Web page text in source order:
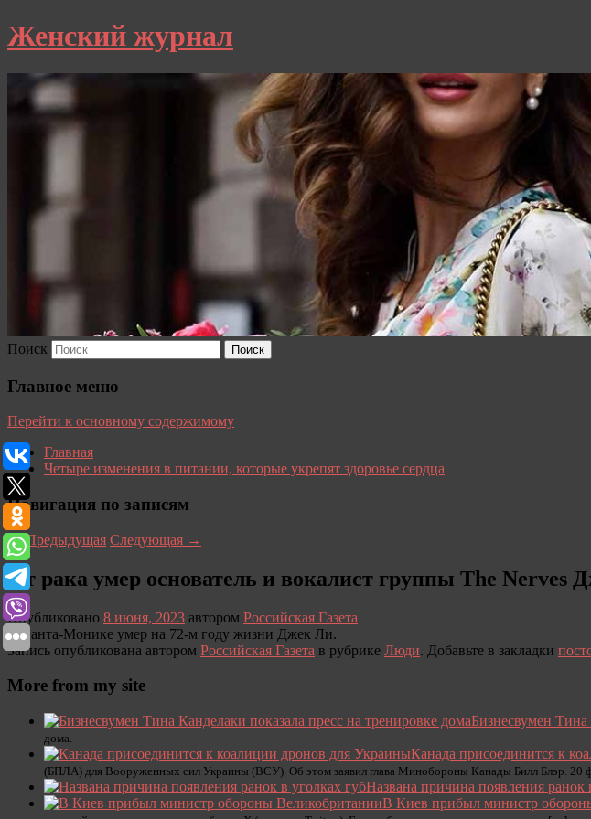
Женский журнал
Поиск
Главное меню
Перейти к основному содержимому
Главная
Четыре изменения в питании, которые укрепят здоровье сердца
Навигация по записям
←Предыдущая Следующая →
От рака умер основатель и вокалист группы The Nerves
Опубликовано 8 июня, 2023 автором Российская Газета
В Санта-Монике умер на 72-м году жизни Джек Ли.
Запись опубликована автором Российская Газета в рубрике Люди. Добавьте в закладки
More from my site
Бизнесвумен Тина
дома.
Канада присоединится к
(БПЛА) для Вооруженных сил Украины (ВСУ). Об этом заявил глава Минобороны Канады Билл Блэр. 20
Названа причина появления ранок
В Киев прибыл министр